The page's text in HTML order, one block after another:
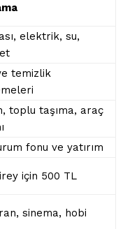
elektrik, su,
temizlik
toplu taşıma, araç
fonu ve yatırım
için 500 TL
sinema, hobi